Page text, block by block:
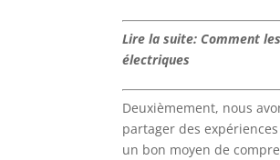
Lire la suite: Comment
électriques
Deuxièmement, nous
partager des
un bon moyen de